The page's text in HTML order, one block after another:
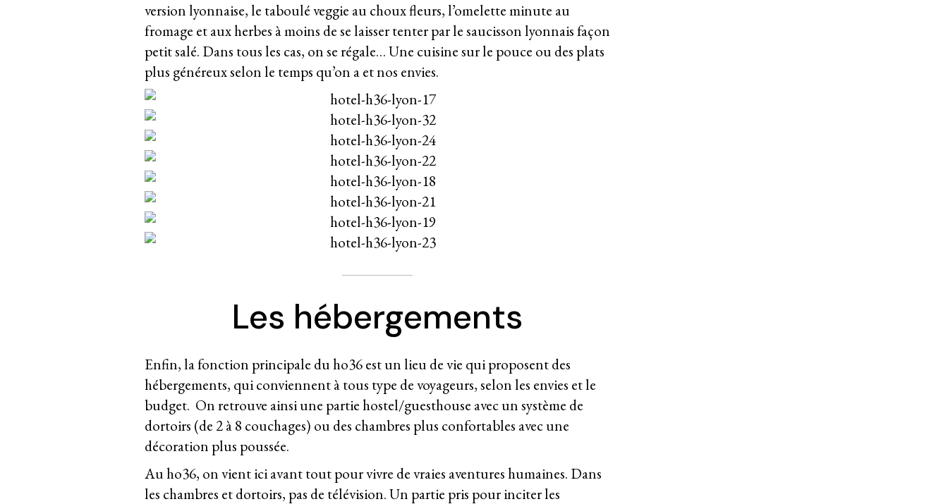
version lyonnaise, le taboulé veggie au choux fleurs, l’omelette minute au
fromage et aux herbes à moins de se laisser tenter par le saucisson lyonnais façon
petit salé. Dans tous les cas, on se régale… Une cuisine sur le pouce ou des plats
plus généreux selon le temps qu’on a et nos envies.
Les hébergements
Enfin, la fonction principale du ho36 est un lieu de vie qui proposent des
hébergements, qui conviennent à tous type de voyageurs, selon les envies et le
budget. On retrouve ainsi une partie hostel/guesthouse avec un système de
dortoirs (de 2 à 8 couchages) ou des chambres plus confortables avec une
décoration plus poussée.
Au ho36, on vient ici avant tout pour vivre de vraies aventures humaines. Dans
les chambres et dortoirs, pas de télévision. Un partie pris pour inciter les